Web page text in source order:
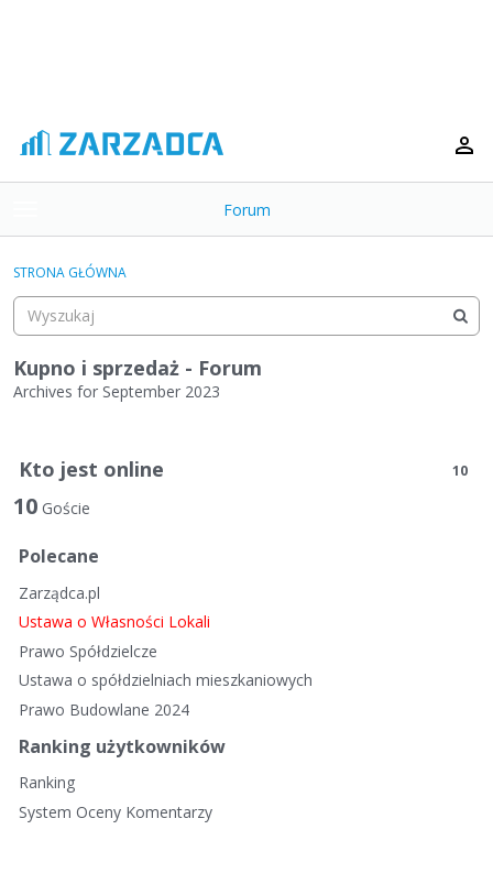
o
g
e
m
e
n
Forum
Kategorie
Dyskusje
Aktywność
STRONA GŁÓWNA
Kupno i sprzedaż - Forum
Archives for September 2023
s
t
d
s
k
u
s
n
Kto jest online 10
10 Goście
Polecane
Zarządca.pl
Ustawa o Własności Lokali
Prawo Spółdzielcze
Ustawa o spółdzielniach mieszkaniowych
Prawo Budowlane 2024
Ranking użytkowników
Ranking
System Oceny Komentarzy